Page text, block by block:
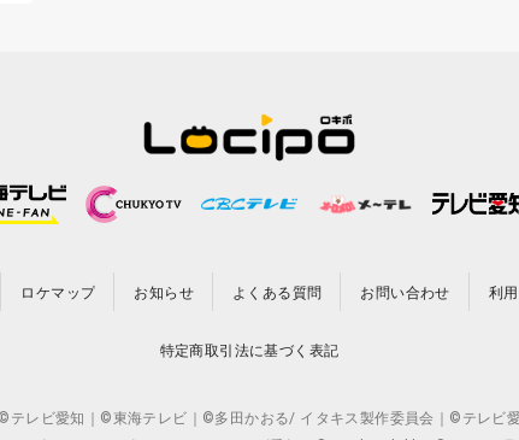
ロケマップ お知らせ よくある質問 お問い合わせ 利
特定商取引法に基づく表記
レビ愛知｜©東海テレビ｜©多田かおる/ イタキス製作委員会｜©テレビ